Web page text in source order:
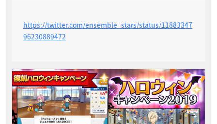
https://twitter.com/ensemble_stars/status/11883347
96230889472